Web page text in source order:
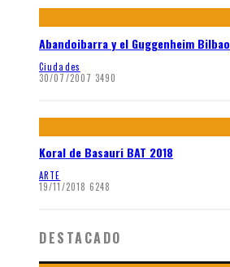
Abandoibarra y el Guggenheim Bilbao
Ciudades
30/07/2007 3490
Koral de Basauri BAT 2018
ARTE
19/11/2018 6248
DESTACADO